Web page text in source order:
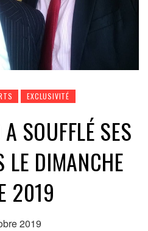
EXCLUSIVITÉ
SOUFFLÉ SES
DIMANCHE
2019
2019